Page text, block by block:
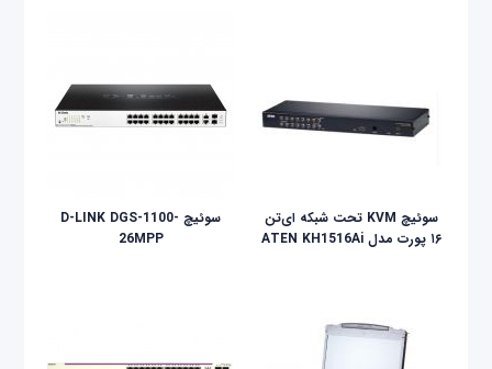
سوئیچ KVM تحت شبکه ای‌تن
۱۶ پورت مدل ATEN KH1516Ai
سوئیچ D-LINK DGS-1100-
26MPP